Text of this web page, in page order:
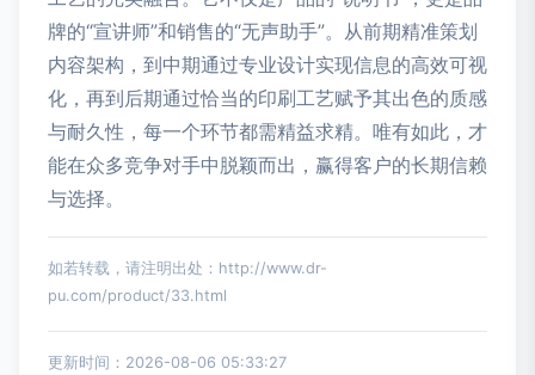
牌的“宣讲师”和销售的“无声助手”。从前期精准策划
内容架构，到中期通过专业设计实现信息的高效可视
化，再到后期通过恰当的印刷工艺赋予其出色的质感
与耐久性，每一个环节都需精益求精。唯有如此，才
能在众多竞争对手中脱颖而出，赢得客户的长期信赖
与选择。
如若转载，请注明出处：http://www.dr-
pu.com/product/33.html
更新时间：2026-08-06 05:33:27